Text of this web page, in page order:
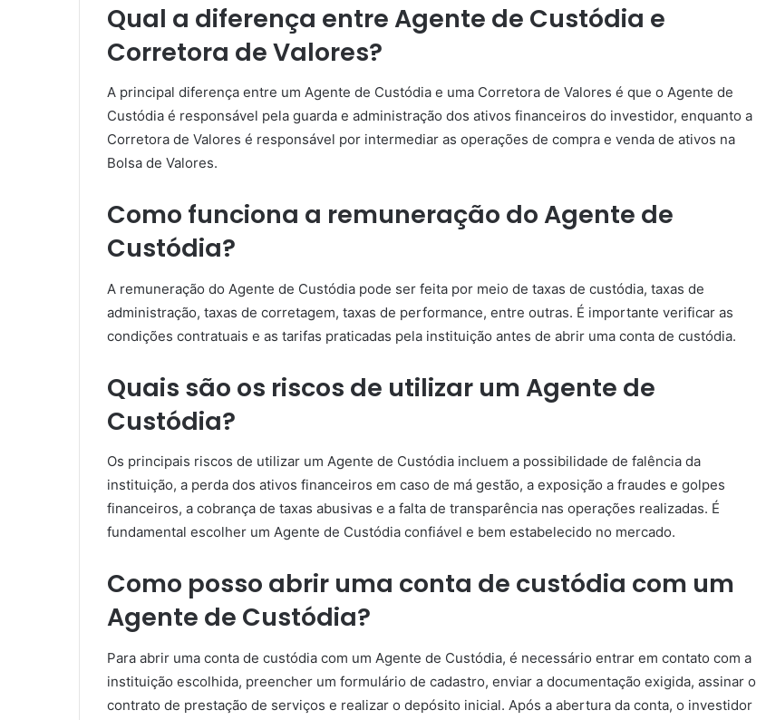
Qual a diferença entre Agente de Custódia e
Corretora de Valores?
A principal diferença entre um Agente de Custódia e uma Corretora de Valores é que o Agente de
Custódia é responsável pela guarda e administração dos ativos financeiros do investidor, enquanto a
Corretora de Valores é responsável por intermediar as operações de compra e venda de ativos na
Bolsa de Valores.
Como funciona a remuneração do Agente de
Custódia?
A remuneração do Agente de Custódia pode ser feita por meio de taxas de custódia, taxas de
administração, taxas de corretagem, taxas de performance, entre outras. É importante verificar as
condições contratuais e as tarifas praticadas pela instituição antes de abrir uma conta de custódia.
Quais são os riscos de utilizar um Agente de
Custódia?
Os principais riscos de utilizar um Agente de Custódia incluem a possibilidade de falência da
instituição, a perda dos ativos financeiros em caso de má gestão, a exposição a fraudes e golpes
financeiros, a cobrança de taxas abusivas e a falta de transparência nas operações realizadas. É
fundamental escolher um Agente de Custódia confiável e bem estabelecido no mercado.
Como posso abrir uma conta de custódia com um
Agente de Custódia?
Para abrir uma conta de custódia com um Agente de Custódia, é necessário entrar em contato com a
instituição escolhida, preencher um formulário de cadastro, enviar a documentação exigida, assinar o
contrato de prestação de serviços e realizar o depósito inicial. Após a abertura da conta, o investidor